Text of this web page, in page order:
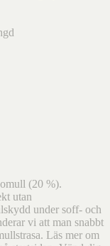
(20 %).
utan
under soff- och
vi att man snabbt
Läs mer om